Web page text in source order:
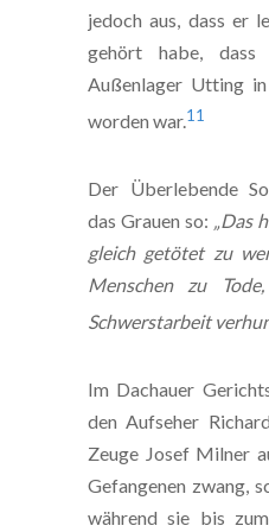
jedoch aus, dass er
gehört habe, dass
Außenlager Utting
worden war.11
Der Überlebende
das Grauen so: „Das
gleich getötet zu
Menschen zu
Schwerstarbeit
Im Dachauer
den Aufseher
Zeuge Josef Milner
Gefangenen zwang,
während sie bis